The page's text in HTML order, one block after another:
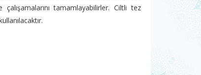
tamamlayabilirler. Ciltli tez